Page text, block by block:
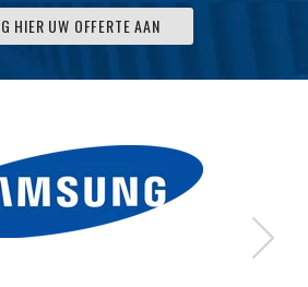
HIER UW OFFERTE AAN